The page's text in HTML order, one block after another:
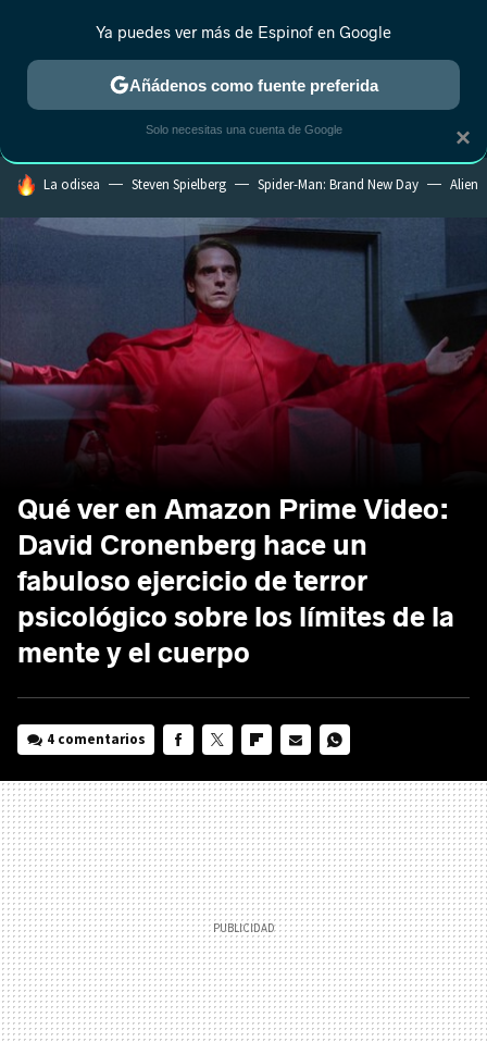
MENÚ NUEVO
ESTRENOS REALITY ANIME RANKINGS CINE
HOY SE HABLA DE
La odisea Steven Spielberg Spider-Man: Brand New Day Alien
Qué ver en Amazon Prime Video:
David Cronenberg hace un
fabuloso ejercicio de terror
psicológico sobre los límites de la
mente y el cuerpo
4 comentarios
MAIL
×
Ya puedes ver más de Espinof en Google
Añádenos como fuente preferida
Solo necesitas una cuenta de Google